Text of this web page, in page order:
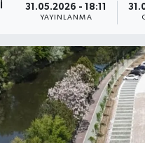
31.05.2026 - 18:11
YAYINLANMA